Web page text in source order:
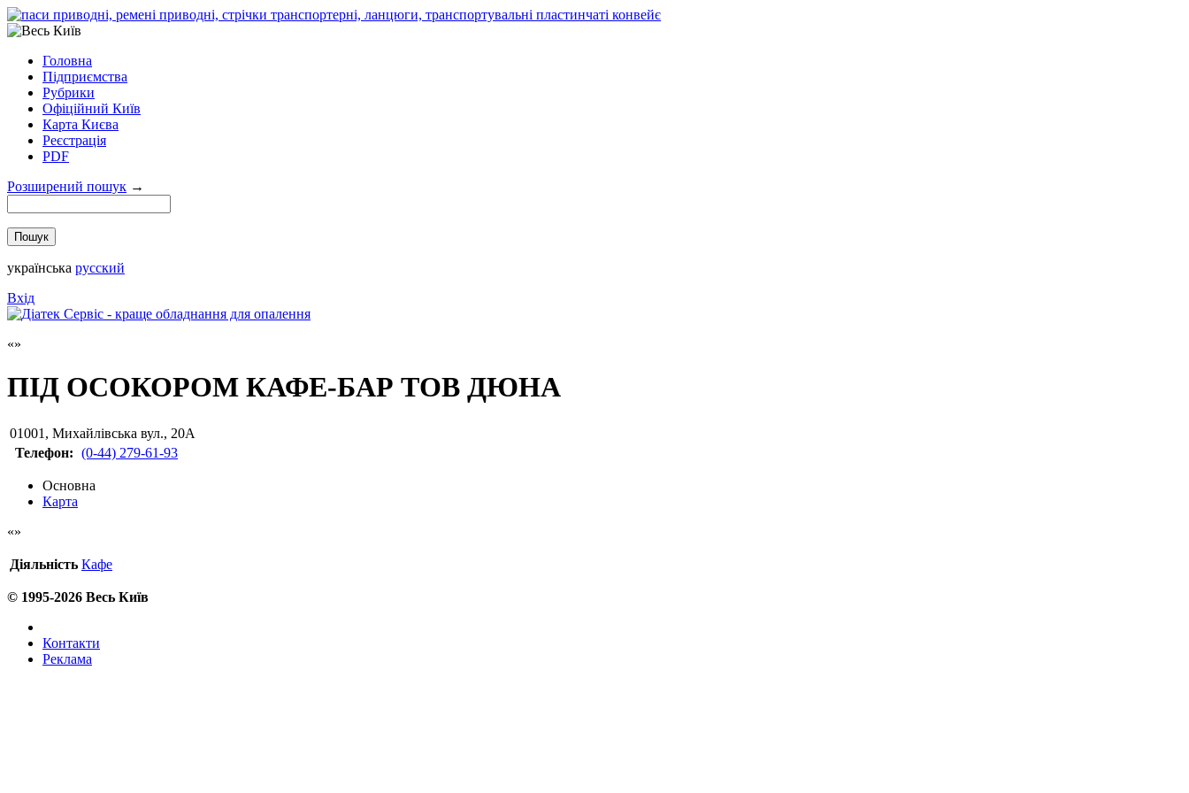
Головна
Підприємства
Рубрики
Офіційний Київ
Карта Києва
Реєстрація
PDF
Розширений пошук →
українська русский
Вхід
ПІД ОСОКОРОМ КАФЕ-БАР ТОВ ДЮНА
01001 , Михайлівська вул., 20А
Телефон: (0-44) 279-61-93
Основна
Карта
Діяльність Кафе
© 1995-2026 Весь Київ
Контакти
Реклама